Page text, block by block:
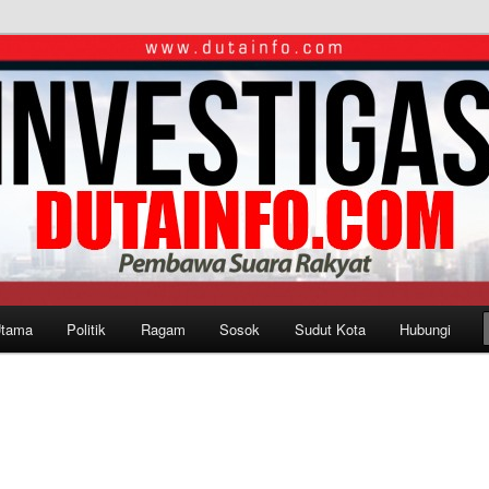
Politik Ragam Sosok Sudut Kota Hubungi